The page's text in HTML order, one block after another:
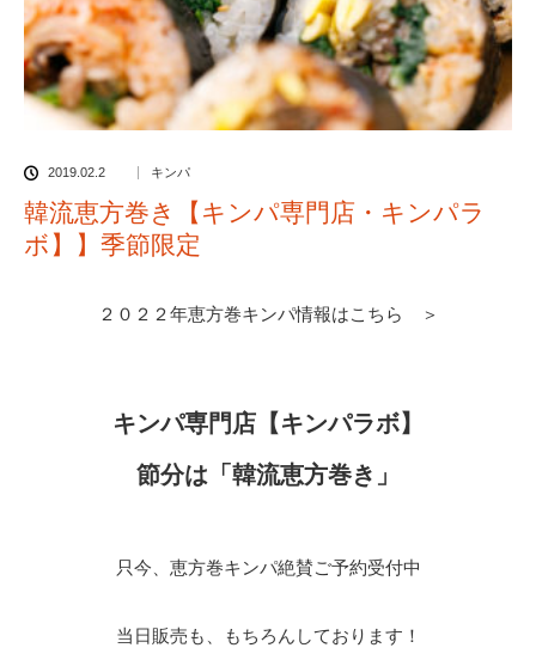
2019.02.2 キンパ
韓流恵方巻き【キンパ専門店・キンパラ
ボ】】季節限定
２０２２年恵方巻キンパ情報はこちら ＞
キンパ専門店【キンパラボ】
節分は「韓流恵方巻き」
只今、恵方巻キンパ絶賛ご予約受付中
当日販売も、もちろんしております！